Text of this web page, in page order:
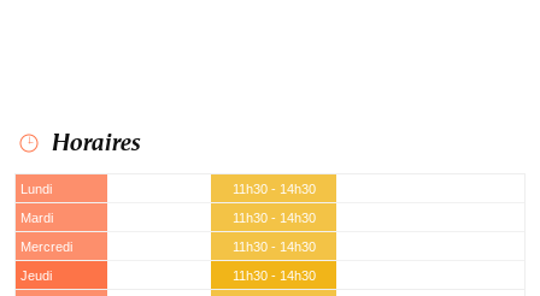
Horaires
Lundi
11h30 - 14h30
Mardi
11h30 - 14h30
Mercredi
11h30 - 14h30
Jeudi
11h30 - 14h30